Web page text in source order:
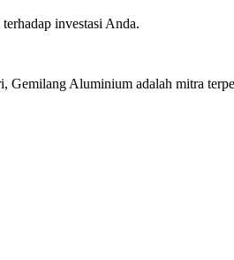
investasi Anda.
Gemilang Aluminium adalah mitra